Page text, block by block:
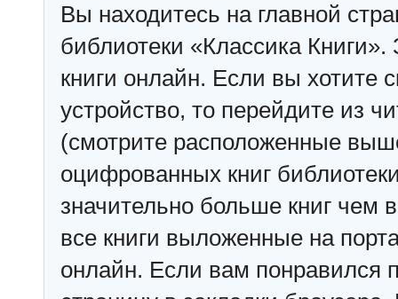
Вы находитесь на главной
библиотеки «Классика
книги онлайн. Если вы хотите
устройство, то перейдите из
(смотрите расположенные
оцифрованных книг
значительно больше книг чем
все книги выложенные на
онлайн. Если вам понравился